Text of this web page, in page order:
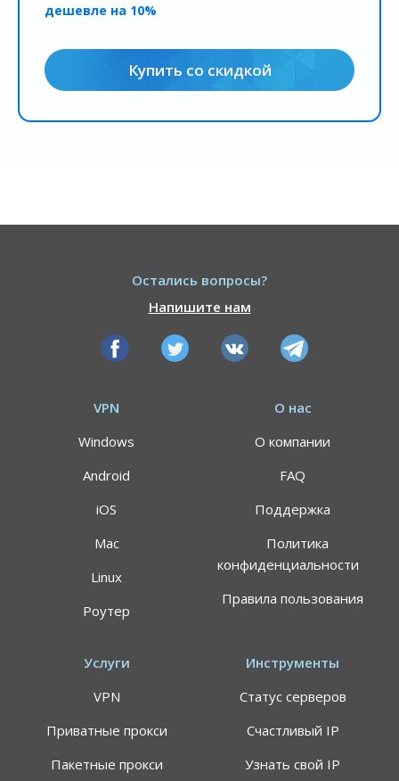
дешевле на 10%
Купить со скидкой
Остались вопросы?
Напишите нам
VPN
Windows
Android
iOS
Mac
Linux
Роутер
О нас
О компании
FAQ
Поддержка
Политика
конфиденциальности
Правила пользования
Услуги
VPN
Приватные прокси
Пакетные прокси
Инструменты
Статус серверов
Счастливый IP
Узнать свой IP